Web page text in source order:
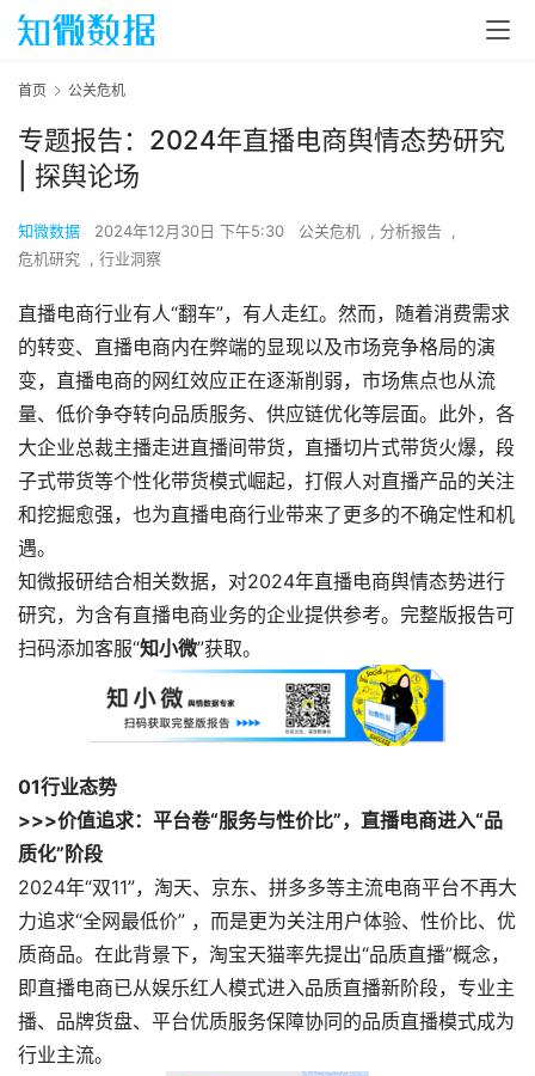
首页 公关危机
专题报告：2024年直播电商舆情态势研究
| 探舆论场
知微数据 2024年12月30日 下午5:30 公关危机 , 分析报告 ,
危机研究 , 行业洞察
直播电商行业有人“翻车”，有人走红。然而，随着消费需求
的转变、直播电商内在弊端的显现以及市场竞争格局的演
变，直播电商的网红效应正在逐渐削弱，市场焦点也从流
量、低价争夺转向品质服务、供应链优化等层面。此外，各
大企业总裁主播走进直播间带货，直播切片式带货火爆，段
子式带货等个性化带货模式崛起，打假人对直播产品的关注
和挖掘愈强，也为直播电商行业带来了更多的不确定性和机
遇。
知微报研结合相关数据，对2024年直播电商舆情态势进行
研究，为含有直播电商业务的企业提供参考。完整版报告可
扫码添加客服“知小微”获取。
01行业态势
>>>价值追求：平台卷“服务与性价比”，直播电商进入“品
质化”阶段
2024年“双11”，淘天、京东、拼多多等主流电商平台不再大
力追求“全网最低价” ，而是更为关注用户体验、性价比、优
质商品。在此背景下，淘宝天猫率先提出“品质直播”概念，
即直播电商已从娱乐红人模式进入品质直播新阶段，专业主
播、品牌货盘、平台优质服务保障协同的品质直播模式成为
行业主流。